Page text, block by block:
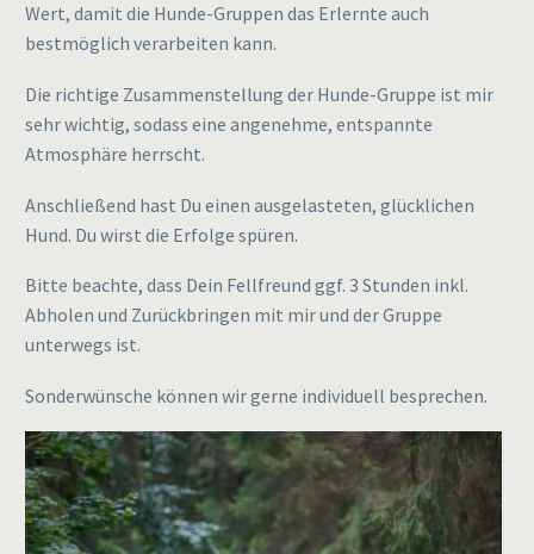
Wert, damit die Hunde-Gruppen das Erlernte auch
bestmöglich verarbeiten kann.
Die richtige Zusammenstellung der Hunde-Gruppe ist mir
sehr wichtig, sodass eine angenehme, entspannte
Atmosphäre herrscht.
Anschließend hast Du einen ausgelasteten, glücklichen
Hund. Du wirst die Erfolge spüren.
Bitte beachte, dass Dein Fellfreund ggf. 3 Stunden inkl.
Abholen und Zurückbringen mit mir und der Gruppe
unterwegs ist.
Sonderwünsche können wir gerne individuell besprechen.